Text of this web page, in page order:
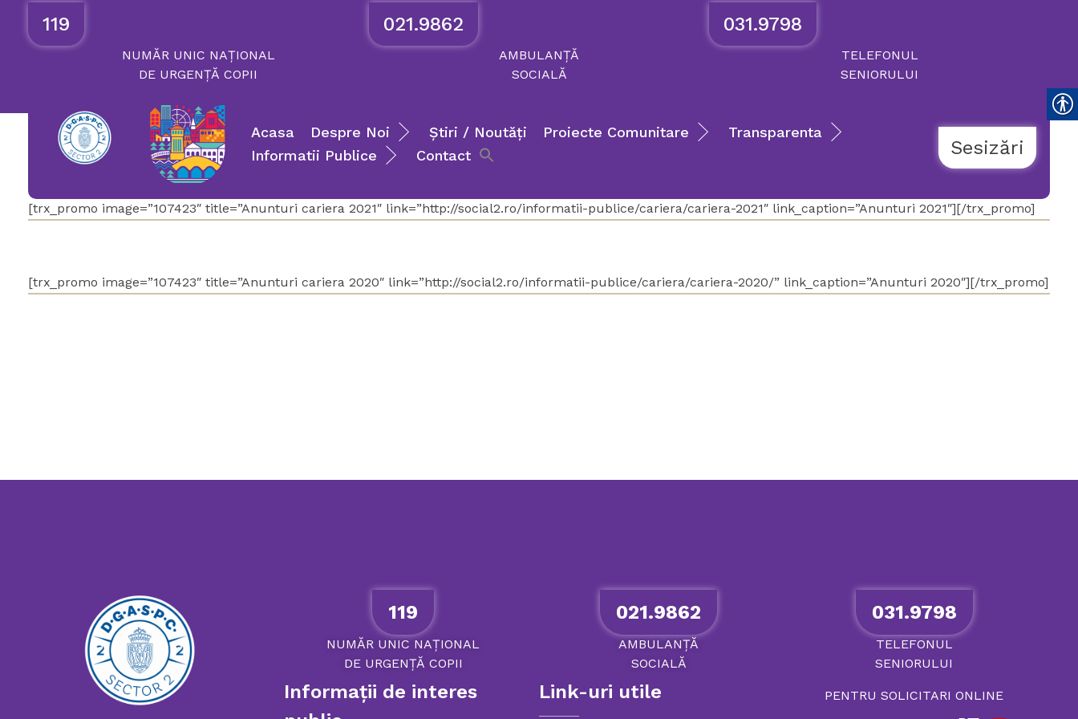
119
NUMĂRUNIC NAȚIONAL
DE URGENȚĂ COPII
021.9862
AMBULANȚĂ
SOCIALĂ
031.9798
TELEFONUL
SENIORULUI
Acasa Despre Noi Știri / Noutăți Proiecte Comunitare
Transparenta
Informatii Publice
Contact Sesizări
[trx_promo image=”107423″ title=”Anunturi cariera 2021″ link=”http://social2.ro/informatii-publice/cariera/cariera-2021″ link_caption=”Anunturi 2021″][/trx_promo]
[trx_promo image=”107423″ title=”Anunturi cariera 2020″ link=”http://social2.ro/informatii-publice/cariera/cariera-2020/” link_caption=”Anunturi 2020″][/trx_promo]
119
NUMĂR UNIC NAȚIONAL
DE URGENȚĂ COPII
Informații de interes
021.9862
AMBULANȚĂ
SOCIALĂ
Link-uri utile
031.9798
TELEFONUL
SENIORULUI
PENTRU SOLICITARI ONLINE